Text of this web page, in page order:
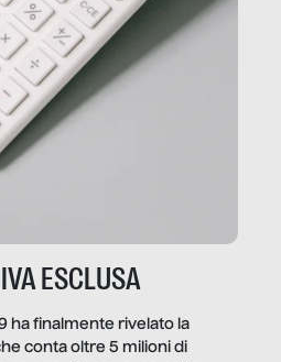
ESCLUSA
ha finalmente rivelato la
conta oltre 5 milioni di